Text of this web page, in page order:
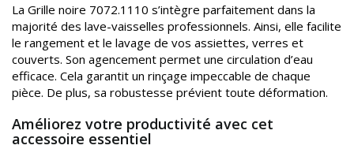
La Grille noire 7072.1110 s’intègre parfaitement dans la
majorité des lave-vaisselles professionnels. Ainsi, elle facilite
le rangement et le lavage de vos assiettes, verres et
couverts. Son agencement permet une circulation d’eau
efficace. Cela garantit un rinçage impeccable de chaque
pièce. De plus, sa robustesse prévient toute déformation.
Améliorez votre productivité avec cet
accessoire essentiel